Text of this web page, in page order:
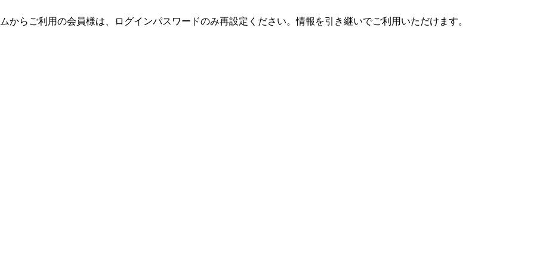
からご利用の会員様は、ログインパスワードのみ再設定ください。情報を引き継いでご利用いただけます。